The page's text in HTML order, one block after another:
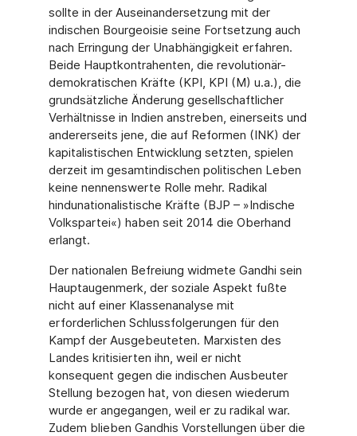
sollte in der Auseinander­setzung mit der
indischen Bourgeoisie seine Fortsetzung auch
nach Erringung der Unab­hängigkeit erfahren.
Beide Hauptkontrahenten, die revolutionär-
demokratischen Kräfte (KPI, KPI (M) u.a.), die
grundsätzliche Änderung gesellschaftlicher
Verhältnisse in Indien anstreben, einerseits und
andererseits jene, die auf Reformen (INK) der
kapitalistischen Entwicklung setzten, spielen
derzeit im gesamtindischen politischen Leben
keine nennens­werte Rolle mehr. Radikal
hindunationalistische Kräfte (BJP – »Indische
Volkspartei«) haben seit 2014 die Oberhand
erlangt.
Der nationalen Befreiung widmete Gandhi sein
Hauptaugenmerk, der soziale Aspekt fußte
nicht auf einer Klassenanalyse mit
erforderlichen Schlussfolgerungen für den
Kampf der Ausgebeuteten. Marxisten des
Landes kritisierten ihn, weil er nicht
konsequent gegen die indischen Ausbeuter
Stellung bezogen hat, von diesen wiederum
wurde er angegangen, weil er zu radikal war.
Zudem blieben Gandhis Vorstellungen über die